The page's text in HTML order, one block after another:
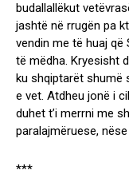
budallallëkut
jashtë në rrugën pa
vendin me të huaj që
të mëdha. Kryesisht
ku shqiptarët shumë
e vet. Atdheu jonë i
duhet t’i merrni me
paralajmëruese,
***